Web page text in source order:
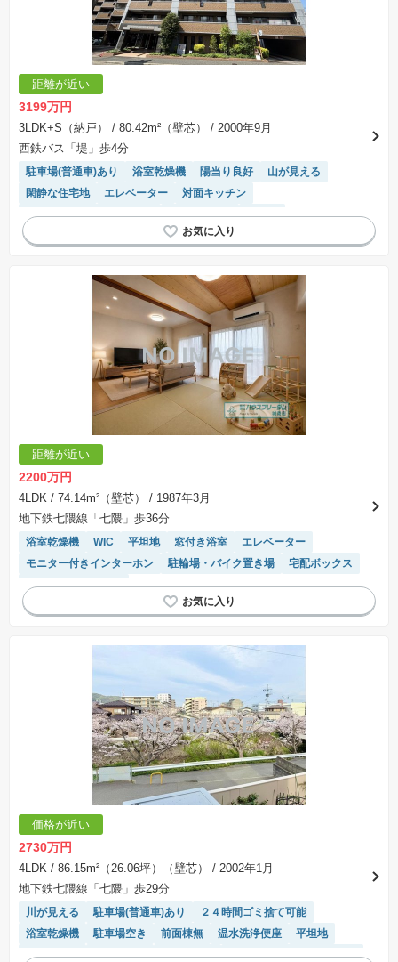
距離が近い
3199万円
3LDK+S（納戸） / 80.42m²（壁芯）
/ 2000年9月
西鉄バス「堤」歩4分
駐車場(普通車)あり 浴室乾燥機 陽当り良好
山が見える
閑静な住宅地
エレベーター
対面キッチン
モニター付きインターホン
宅配ボックス
食洗機
リフォーム済み物件
システムキッチン
距離が近い
2200万円
4LDK / 74.14m²（壁芯）
/ 1987年3月
地下鉄七隈線「七隈」歩36分
浴室乾燥機 WIC 平坦地 窓付き浴室
エレベーター
モニター付きインターホン
駐輪場・バイク置き場
宅配ボックス
リフォーム済み物件
価格が近い
2730万円
4LDK / 86.15m²（26.06坪）（壁芯）
/ 2002年1月
地下鉄七隈線「七隈」歩29分
川が見える 駐車場(普通車)あり
２４時間ゴミ捨て可能
浴室乾燥機
駐車場空き 前面棟無 温水洗浄便座
平坦地
陽当り良好
平置駐車場 ペット相談
モニター付きインターホン